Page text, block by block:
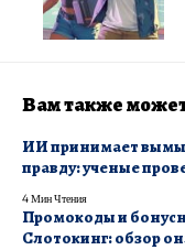
Вам также
ИИ принимает
правду: ученые
4 Мин Чтения
Промокоды и
Слотокинг: обзор